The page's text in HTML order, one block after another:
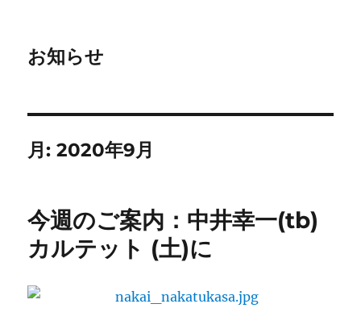
お知らせ
月:2020年9月
今週のご案内：中井幸一(tb)
カルテット (土)に